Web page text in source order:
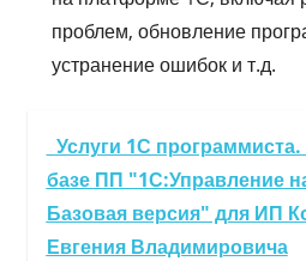
проблем, обновление
устранение ошибок и т.д.
Услуги 1С
базе ПП "1С:Управление
Базовая версия" для ИП
Евгения Владимировича